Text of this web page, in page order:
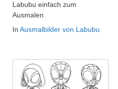
Labubu einfach zum
Ausmalen
In Ausmalbilder von Labubu